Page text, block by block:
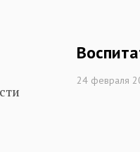
24 февраля